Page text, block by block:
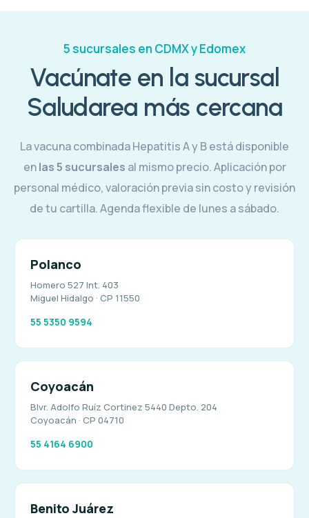
5 sucursales en CDMX y Edomex
Vacúnate en la sucursal
Saludarea más cercana
La vacuna combinada Hepatitis A y B está disponible
enlas 5 sucursales al mismo precio. Aplicación por
personal médico, valoración previa sin costo y revisión
de tu cartilla. Agenda flexible de lunes a sábado.
Polanco
Homero 527 Int. 403
Miguel Hidalgo · CP 11550
55 5350 9594
Coyoacán
Blvr. Adolfo Ruíz Cortinez 5440 Depto. 204
Coyoacán · CP 04710
55 4164 6900
Benito Juárez